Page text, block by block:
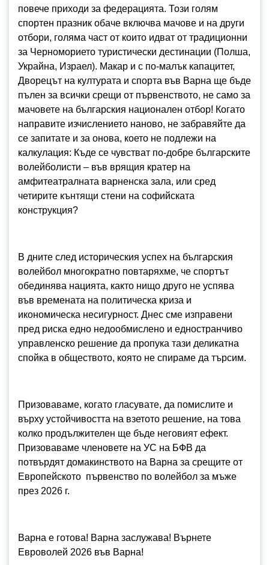
повече приходи за федерацията. Този голям
спортен празник обаче включва мачове и на други
отбори, голяма част от които идват от традиционни
за Черноморието туристически дестинации (Полша,
Украйна, Израел). Макар и с по-малък капацитет,
Дворецът на културата и спорта във Варна ще бъде
пълен за всички срещи от първенството, не само за
мачовете на българския национален отбор! Когато
направите изчислението наново, не забравяйте да
се запитате и за онова, което не подлежи на
калкулация: Къде се чувстват по-добре българските
волейболисти – във врящия кратер на
амфитеатралната варненска зала, или сред
четирите кънтящи стени на софийската
конструкция?
В дните след историческия успех на българския
волейбол многократно повтаряхме, че спортът
обединява нацията, както нищо друго не успява
във времената на политическа криза и
икономическа несигурност. Днес сме изправени
пред риска едно недообмислено и едностранчиво
управленско решение да пропука тази деликатна
спойка в обществото, която не спираме да търсим.
Призоваваме, когато гласувате, да помислите и
върху устойчивостта на взетото решение, на това
колко продължителен ще бъде неговият ефект.
Призоваваме членовете на УС на БФВ да
потвърдят домакинството на Варна за срещите от
Европейското първенство по волейбол за мъже
през 2026 г.
Варна е готова! Варна заслужава! Върнете
Евроволей 2026 във Варна!